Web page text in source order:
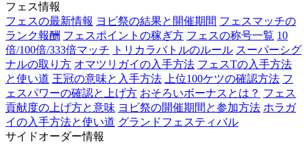
フェス情報
フェスの最新情報 ヨビ祭の結果と開催期間 フェスマッチの
ランク報酬 フェスポイントの稼ぎ方 フェスの称号一覧 10
倍/100倍/333倍マッチ
トリカラバトルのルール スーパーシグ
ナルの取り方 オマツリガイの入手方法 フェスTの入手方法
と使い道 王冠の意味と入手方法 上位100ケツの確認方法 フ
ェスパワーの確認と上げ方 おそろいボーナスとは？ フェス
貢献度の上げ方と意味 ヨビ祭の開催期間と参加方法 ホラガ
イの入手方法と使い道 グランドフェスティバル
サイドオーダー情報